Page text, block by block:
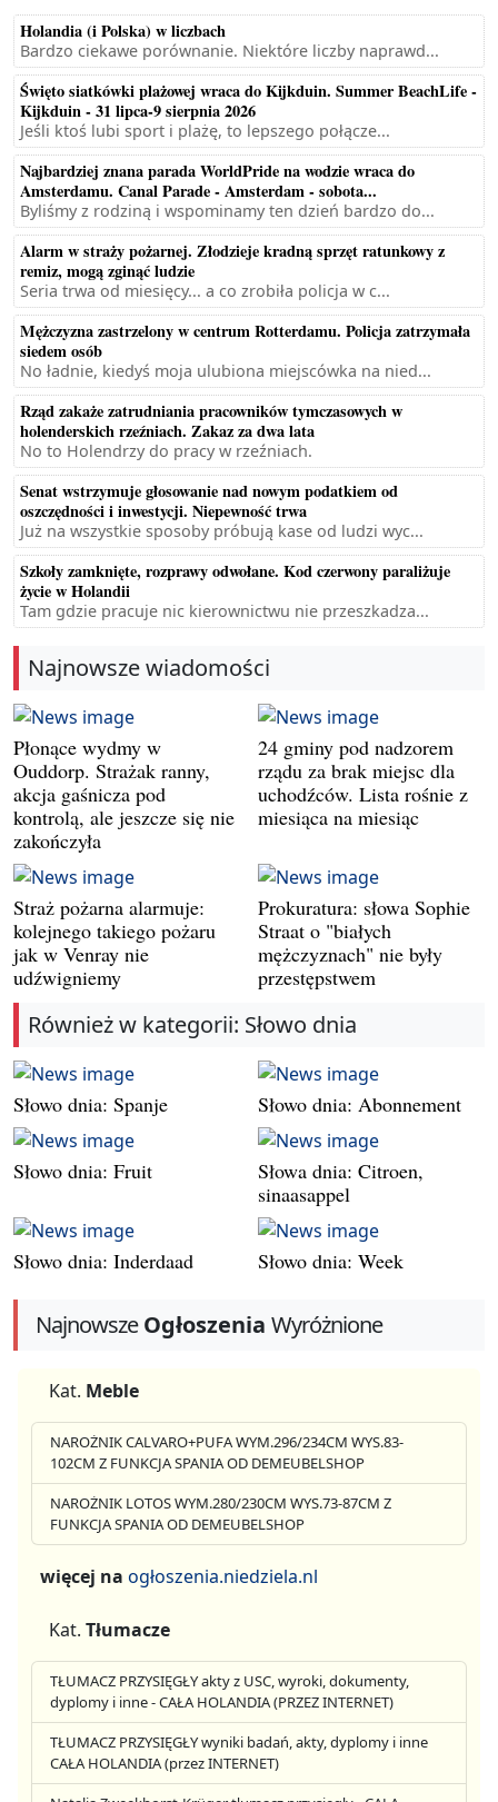
Holandia (i Polska) w liczbach
Bardzo ciekawe porównanie. Niektóre liczby naprawd...
Święto siatkówki plażowej wraca do Kijkduin. Summer BeachLife -
Kijkduin - 31 lipca-9 sierpnia 2026
Jeśli ktoś lubi sport i plażę, to lepszego połącze...
Najbardziej znana parada WorldPride na wodzie wraca do
Amsterdamu. Canal Parade - Amsterdam - sobota...
Byliśmy z rodziną i wspominamy ten dzień bardzo do...
Alarm w straży pożarnej. Złodzieje kradną sprzęt ratunkowy z
remiz, mogą zginąć ludzie
Seria trwa od miesięcy... a co zrobiła policja w c...
Mężczyzna zastrzelony w centrum Rotterdamu. Policja zatrzymała
siedem osób
No ładnie, kiedyś moja ulubiona miejscówka na nied...
Rząd zakaże zatrudniania pracowników tymczasowych w
holenderskich rzeźniach. Zakaz za dwa lata
No to Holendrzy do pracy w rzeźniach.
Senat wstrzymuje głosowanie nad nowym podatkiem od
oszczędności i inwestycji. Niepewność trwa
Już na wszystkie sposoby próbują kase od ludzi wyc...
Szkoły zamknięte, rozprawy odwołane. Kod czerwony paraliżuje
życie w Holandii
Tam gdzie pracuje nic kierownictwu nie przeszkadza...
Najnowsze wiadomości
Płonące wydmy w
Ouddorp. Strażak ranny,
akcja gaśnicza pod
kontrolą, ale jeszcze się nie
zakończyła
24 gminy pod nadzorem
rządu za brak miejsc dla
uchodźców. Lista rośnie z
miesiąca na miesiąc
Straż pożarna alarmuje:
kolejnego takiego pożaru
jak w Venray nie
udźwigniemy
Prokuratura: słowa Sophie
Straat o "białych
mężczyznach" nie były
przestępstwem
Również w kategorii: Słowo dnia
Słowo dnia: Spanje Słowo dnia: Abonnement
Słowo dnia: Fruit
Słowa dnia: Citroen,
sinaasappel
Słowo dnia: Inderdaad Słowo dnia: Week
NajnowszeOgłoszenia Wyróżnione
Kat. Meble
NAROŻNIK CALVARO+PUFA WYM.296/234CM WYS.83-
102CM Z FUNKCJA SPANIA OD DEMEUBELSHOP
NAROŻNIK LOTOS WYM.280/230CM WYS.73-87CM Z
FUNKCJA SPANIA OD DEMEUBELSHOP
więcej na ogłoszenia.niedziela.nl
Kat. Tłumacze
TŁUMACZ PRZYSIĘGŁY akty z USC, wyroki, dokumenty,
dyplomy i inne - CAŁA HOLANDIA (PRZEZ INTERNET)
TŁUMACZ PRZYSIĘGŁY wyniki badań, akty, dyplomy i inne
CAŁA HOLANDIA (przez INTERNET)